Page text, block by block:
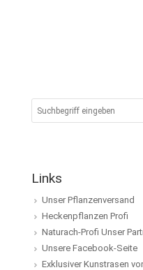
Links
Unser Pflanzenversand
Heckenpflanzen Profi
Naturach-Profi Unser
Unsere Facebook-Seite
Exklusiver Kunstrasen